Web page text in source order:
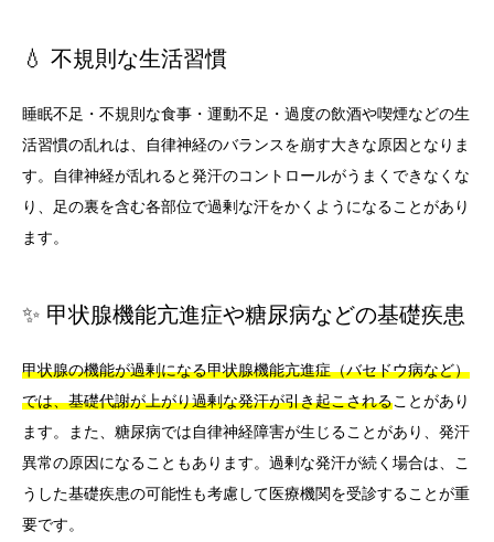
💧 不規則な生活習慣
睡眠不足・不規則な食事・運動不足・過度の飲酒や喫煙などの生
活習慣の乱れは、自律神経のバランスを崩す大きな原因となりま
す。自律神経が乱れると発汗のコントロールがうまくできなくな
り、足の裏を含む各部位で過剰な汗をかくようになることがあり
ます。
✨ 甲状腺機能亢進症や糖尿病などの基礎疾患
甲状腺の機能が過剰になる甲状腺機能亢進症（バセドウ病など）
では、基礎代謝が上がり過剰な発汗が引き起こされることがあり
ます。また、糖尿病では自律神経障害が生じることがあり、発汗
異常の原因になることもあります。過剰な発汗が続く場合は、こ
うした基礎疾患の可能性も考慮して医療機関を受診することが重
要です。